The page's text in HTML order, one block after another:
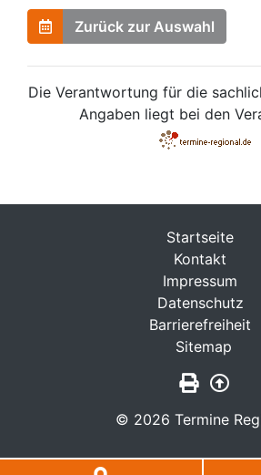
Zurück zur Auswahl
Die Verantwortung für die
Angaben liegt bei den
© 2026 Termine
Startseite
Kontakt
Impressum
Datenschutz
Barrierefreiheit
Sitemap
Seite